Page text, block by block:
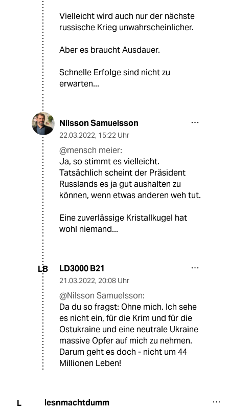
Vielleicht wird auch nur der nächste
russische Krieg unwahrscheinlicher.
Aber es braucht Ausdauer.
Schnelle Erfolge sind nicht zu
erwarten...
Nilsson Samuelsson
22.03.2022, 15:22 Uhr
@mensch meier:
Ja, so stimmt es vielleicht.
Tatsächlich scheint der Präsident
Russlands es ja gut aushalten zu
können, wenn etwas anderen weh tut.
Eine zuverlässige Kristallkugel hat
wohl niemand...
LB LD3000 B21
21.03.2022, 20:08 Uhr
@Nilsson Samuelsson:
Da du so fragst: Ohne mich. Ich sehe
es nicht ein, für die Krim und für die
Ostukraine und eine neutrale Ukraine
massive Opfer auf mich zu nehmen.
Darum geht es doch - nicht um 44
Millionen Leben!
L lesnmachtdumm